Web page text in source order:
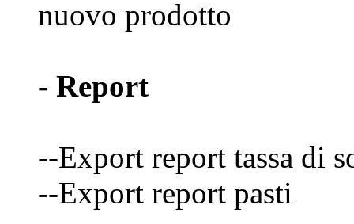
nuovo prodotto
- Report
--Export report tassa di
--Export report pasti